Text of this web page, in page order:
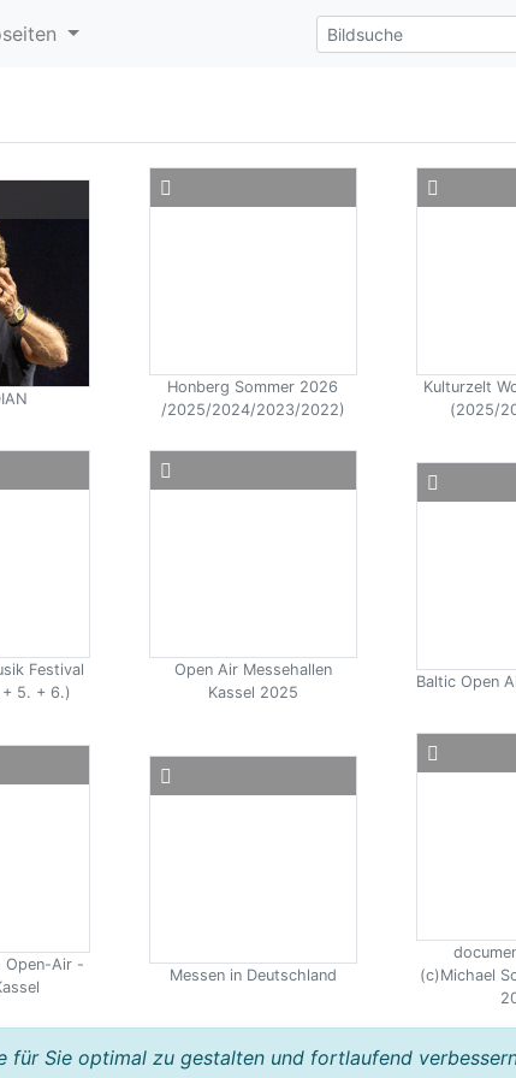
Honberg Sommer 2026
/2025/2024/2023/2022)
Kulturzelt
(2025/
Festival
5. + 6.)
Open Air Messehallen
Kassel 2025
Baltic Open
Open-Air -
Messen in Deutschland
(c)Michael
für Sie optimal zu gestalten und fortlaufend